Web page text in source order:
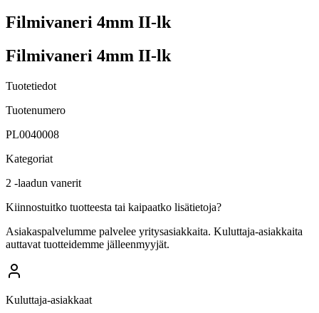
Filmivaneri 4mm II-lk
Filmivaneri 4mm II-lk
Tuotetiedot
Tuotenumero
PL0040008
Kategoriat
2 -laadun vanerit
Kiinnostuitko tuotteesta tai kaipaatko lisätietoja?
Asiakaspalvelumme palvelee yritysasiakkaita. Kuluttaja-asiakkaita
auttavat tuotteidemme jälleenmyyjät.
Kuluttaja-asiakkaat